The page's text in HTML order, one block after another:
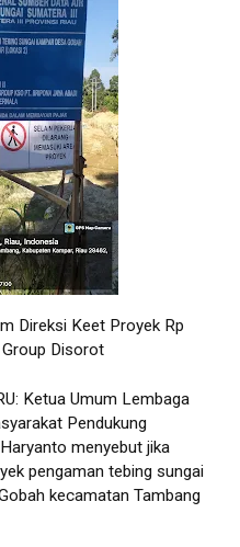
Direksi Keet Proyek Rp
Disorot
Ketua Umum Lembaga
Pendukung
menyebut jika
pengaman tebing sungai
kecamatan Tambang